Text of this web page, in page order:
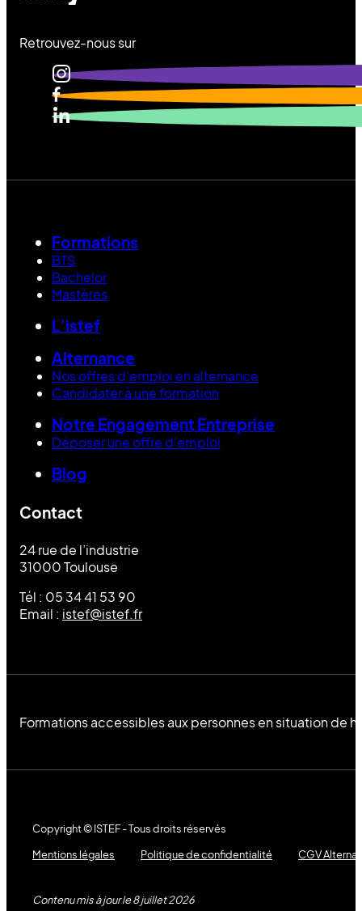
Retrouvez-nous sur
Formations
BTS
Bachelor
Mastères
L’istef
Alternance
Nos offres d’emploi en alternance
Candidater à une formation
Notre Engagement Entreprise
Déposer une offre d’emploi
Blog
Contact
24 rue de l’industrie
31000 Toulouse
Tél : 05 34 41 53 90
Email : istef@istef.fr
Formations accessibles aux personnes en situation de
Copyright © ISTEF - Tous droits réservés
Mentions légales
Politique de confidentialité CGV
Contenu mis à jour le 8 juillet 2026